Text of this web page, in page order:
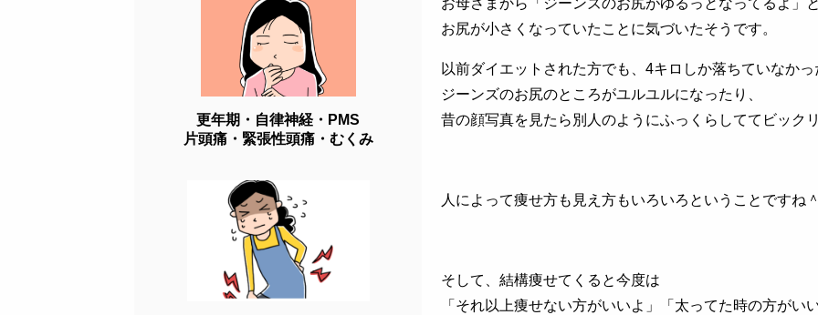
お母さまから「ジーンズのお尻がゆるっとなってるよ」
お尻が小さくなっていたことに気づいたそうです。
以前ダイエットされた方でも、4キロしか落ちていなか
ジーンズのお尻のところがユルユルになったり、
昔の顔写真を見たら別人のようにふっくらしててビック
人によって痩せ方も見え方もいろいろということですね
そして、結構痩せてくると今度は
「それ以上痩せない方がいいよ」「太ってた時の方がい
更年期・自律神経・PMS
片頭痛・緊張性頭痛・むくみ